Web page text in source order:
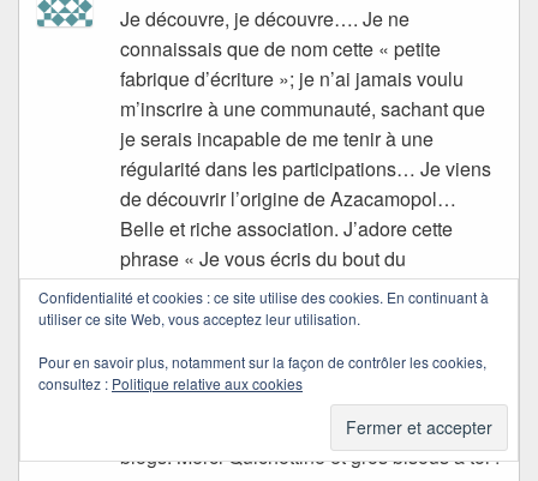
Je découvre, je découvre…. Je ne
connaissais que de nom cette « petite
fabrique d’écriture »; je n’ai jamais voulu
m’inscrire à une communauté, sachant que
je serais incapable de me tenir à une
régularité dans les participations… Je viens
de découvrir l’origine de Azacamopol…
Belle et riche association. J’adore cette
phrase « Je vous écris du bout du
monde… » Et le texte que j’ai lu chez Aza
m’a beaucoup émue… Je viens de voir en
prenne le temps de m’y arrêter davantage…
Il y a tant de belles choses à voir sur les
blogs. Merci Quichottine et gros bisous à toi !
Confidentialité et cookies : ce site utilise des cookies. En continuant à
utiliser ce site Web, vous acceptez leur utilisation.
Pour en savoir plus, notamment sur la façon de contrôler les cookies,
consultez : Politique relative aux cookies